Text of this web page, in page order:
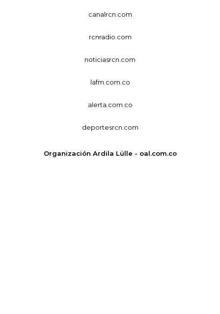
canalrcn.com
rcnradio.com
noticiasrcn.com
lafm.com.co
alerta.com.co
deportesrcn.com
Organización Ardila Lülle - oal.com.co